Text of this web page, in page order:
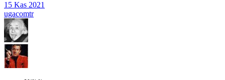
15 Kas 2021
ugacomtr